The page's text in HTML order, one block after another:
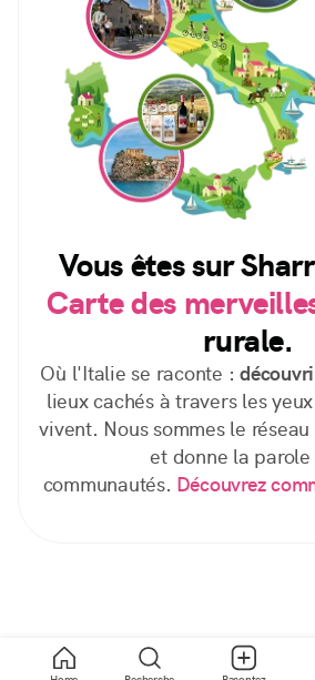
Vous êtes sur
Carte des
rurale.
Où l'Italie se raconte :
lieux cachés à travers les
vivent. Nous sommes le
et donne la parole
communautés. Découvrez